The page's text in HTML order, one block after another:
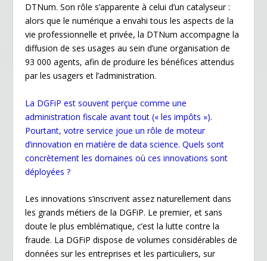
DTNum. Son rôle s’apparente à celui d’un catalyseur :
alors que le numérique a envahi tous les aspects de la
vie professionnelle et privée, la DTNum accompagne la
diffusion de ses usages au sein d’une organisation de
93 000 agents, afin de produire les bénéfices attendus
par les usagers et l’administration.
La DGFiP est souvent perçue comme une
administration fiscale avant tout (« les impôts »).
Pourtant, votre service joue un rôle de moteur
d’innovation en matière de data science. Quels sont
concrètement les domaines où ces innovations sont
déployées ?
Les innovations s’inscrivent assez naturellement dans
les grands métiers de la DGFiP. Le premier, et sans
doute le plus emblématique, c’est la lutte contre la
fraude. La DGFiP dispose de volumes considérables de
données sur les entreprises et les particuliers, sur